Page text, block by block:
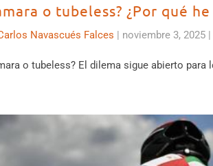
o tubeless? ¿Por qué
Navascués Falces | noviembre 3, 2025 |
o tubeless? El dilema sigue abierto